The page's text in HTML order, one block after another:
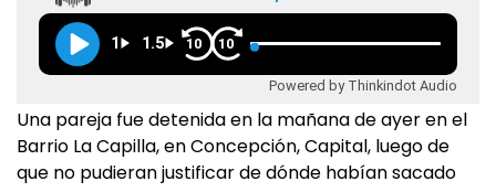
1 1.5 10 10
Powered by Thinkindot Audio
Una pareja fue detenida en la mañana de ayer en el
Barrio La Capilla, en Concepción, Capital, luego de
que no pudieran justificar de dónde habían sacado